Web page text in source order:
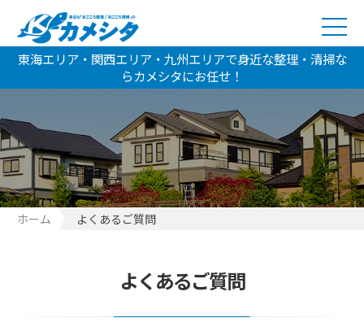
東海エリア・関西エリア・九州エリアで身近な整理・清掃な
らカメシタにお任せ！
ホーム よくあるご質問
よくあるご質問